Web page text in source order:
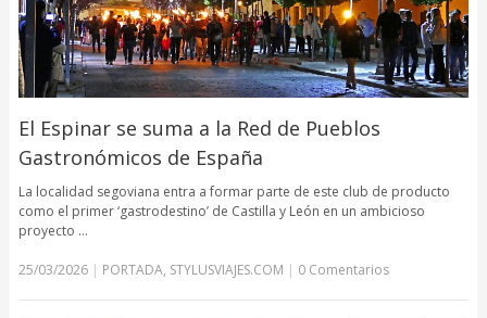
El Espinar se suma a la Red de Pueblos
Gastronómicos de España
La localidad segoviana entra a formar parte de este club de producto
como el primer ‘gastrodestino’ de Castilla y León en un ambicioso
proyecto …
25/03/2026| PORTADA, STYLUSVIAJES.COM | 0 Comentarios